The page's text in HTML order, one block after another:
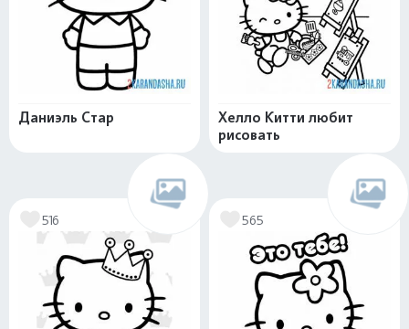
Даниэль Стар
Хелло Китти любит
рисовать
516 565